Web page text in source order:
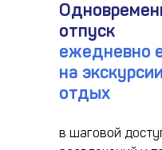
отпуск
ежедневно
на
отдых
в шаговой